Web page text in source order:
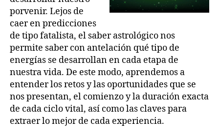
porvenir. Lejos de
caer en predicciones
de tipo fatalista, el saber astrológico nos
permite saber con antelación qué tipo de
energías se desarrollan en cada etapa de
nuestra vida. De este modo, aprendemos a
entender los retos y las oportunidades que se
nos presentan, el comienzo y la duración exacta
de cada ciclo vital, así como las claves para
extraer lo mejor de cada experiencia.